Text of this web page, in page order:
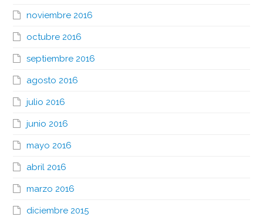
noviembre 2016
octubre 2016
septiembre 2016
agosto 2016
julio 2016
junio 2016
mayo 2016
abril 2016
marzo 2016
diciembre 2015